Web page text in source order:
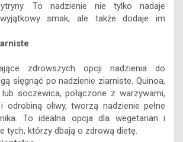
To nadzienie nie tylko nadaje
smak, ale także dodaje im
zdrowszych opcji nadzienia do
sięgnąć po nadzienie ziarniste. Quinoa,
soczewica, połączone z warzywami,
odrobiną oliwy, tworzą nadzienie pełne
To idealna opcja dla wegetarian i
tych, którzy dbają o zdrową dietę.